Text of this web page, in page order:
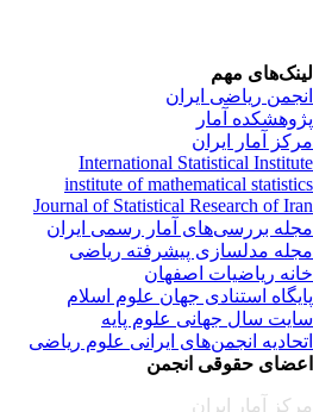
مهم
ریاضی ایران
آمار
آمار ایران
International Statistical
institute of mathematical
Journal of Statistical Research of
بررسی‌های آمار رسمی ایران
مدلسازی پیشرفته ریاضی
ریاضیات اصفهان
استنادی جهان علوم اسلام
سال جهانی علوم پایه
انجمن‌های ایرانی علوم ریاضی
حقوقی انجمن
آمار ایران